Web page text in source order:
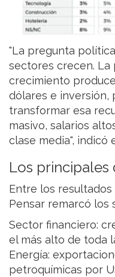
"La pregunta
sectores crecen.
crecimiento
dólares e inversión,
transformar esa
masivo, salarios
clase media", indicó
Los
Entre los resultados
Pensar remarcó los
Sector financiero:
el más alto de toda
Energía:
petroquímicas por